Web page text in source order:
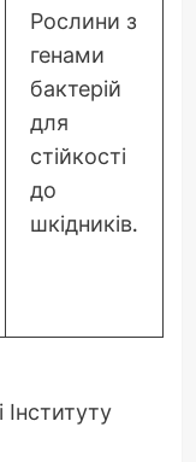
Рослини з
генами
бактерій
для
стійкості
до
шкідників.